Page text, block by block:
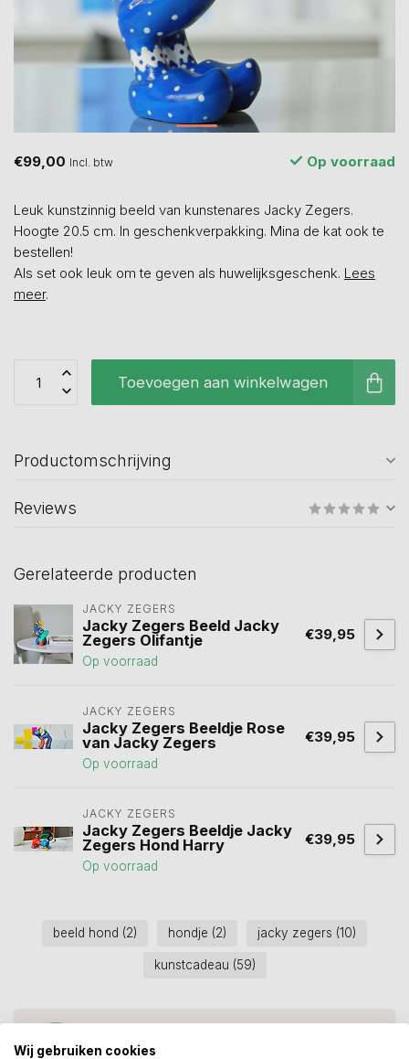
€99,00 Incl. btw Op voorraad
Leuk kunstzinnig beeld van kunstenares Jacky Zegers.
Hoogte 20.5 cm. In geschenkverpakking. Mina de kat ook te
bestellen!
Als set ook leuk om te geven als huwelijksgeschenk. Lees
meer.
Toevoegen aan winkelwagen
Productomschrijving
Reviews
Gerelateerde producten
JACKY ZEGERS
Jacky Zegers Beeld Jacky
Zegers Olifantje
Op voorraad
€39,95
JACKY ZEGERS
Jacky Zegers Beeldje Rose
van Jacky Zegers
Op voorraad
€39,95
JACKY ZEGERS
Jacky Zegers Beeldje Jacky
Zegers Hond Harry
Op voorraad
€39,95
beeld hond (2) hondje (2) jacky zegers (10)
kunstcadeau (59)
kunstcadeau?
Wij gebruiken cookies